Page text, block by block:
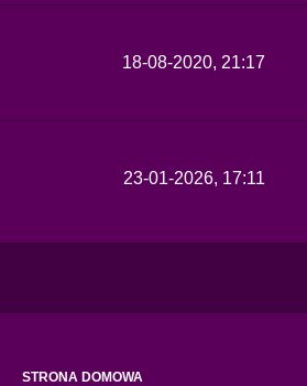
18-08-2020, 21:17
23-01-2026, 17:11
STRONA DOMOWA